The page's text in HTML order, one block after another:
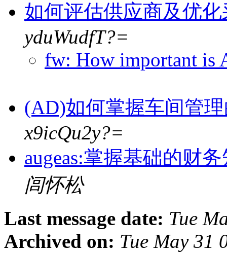
如何评估供应商及优
yduWudfT?=
fw: How important is
(AD)如何掌握车间管
x9icQu2y?=
augeas:掌握基础的财
闾怀松
Last message date: Tue
Archived on: Tue May 31